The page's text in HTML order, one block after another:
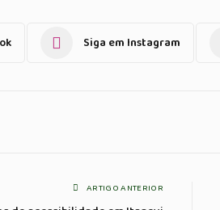
Siga em Instagram
ARTIGO ANTERIOR